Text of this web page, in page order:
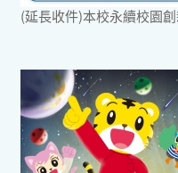
(延長收件)本校永續校園